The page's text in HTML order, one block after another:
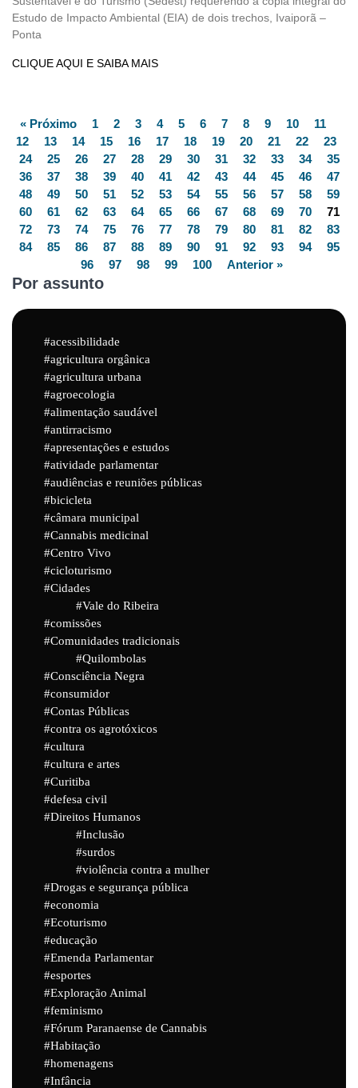
Estudo de Impacto Ambiental (EIA) de dois trechos, Ivaiporã –
Ponta
CLIQUE AQUI E SAIBA MAIS
« Próximo 1 2 3 4 5 6 7 8 9 10
11
12
13 14 15 16 17 18 19 20 21 22
23
24
25 26 27 28 29 30 31 32 33 34
35
36
37 38 39 40 41 42 43 44 45 46
47
48
49 50 51 52 53 54 55 56 57 58
59
60
61 62 63 64 65 66 67 68 69 70
71
72
73 74 75 76 77 78 79 80 81 82
83
84
85 86 87 88 89 90 91 92 93 94
95
96
97 98 99 100 Anterior »
Por assunto
acessibilidade
agricultura orgânica
agricultura urbana
agroecologia
alimentação saudável
antirracismo
apresentações e estudos
atividade parlamentar
audiências e reuniões públicas
bicicleta
câmara municipal
Cannabis medicinal
Centro Vivo
cicloturismo
Cidades
Vale do Ribeira
comissões
Comunidades tradicionais
Quilombolas
Consciência Negra
consumidor
Contas Públicas
contra os agrotóxicos
cultura
cultura e artes
Curitiba
defesa civil
Direitos Humanos
Inclusão
surdos
violência contra a mulher
Drogas e segurança pública
economia
Ecoturismo
educação
Emenda Parlamentar
esportes
Exploração Animal
feminismo
Fórum Paranaense de Cannabis
Habitação
homenagens
Infância